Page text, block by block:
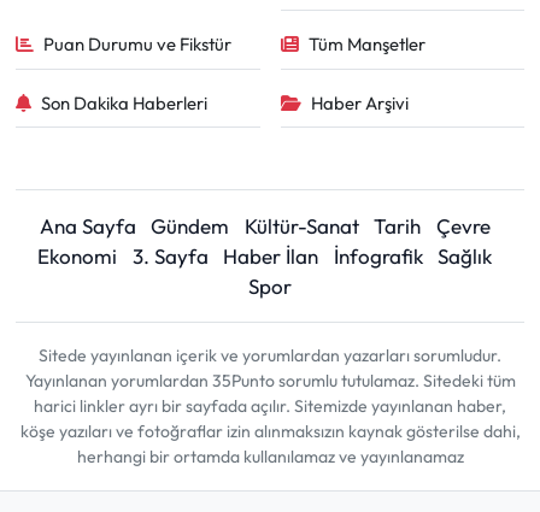
Puan Durumu ve Fikstür Tüm Manşetler
Son Dakika Haberleri Haber Arşivi
Ana Sayfa Gündem Kültür-Sanat Tarih
Çevre
Ekonomi
3. Sayfa Haber İlan İnfografik Sağlık
Spor
Sitede yayınlanan içerik ve yorumlardan yazarları sorumludur.
Yayınlanan yorumlardan 35Punto sorumlu tutulamaz. Sitedeki tüm
harici linkler ayrı bir sayfada açılır. Sitemizde yayınlanan haber,
köşe yazıları ve fotoğraflar izin alınmaksızın kaynak gösterilse dahi,
herhangi bir ortamda kullanılamaz ve yayınlanamaz